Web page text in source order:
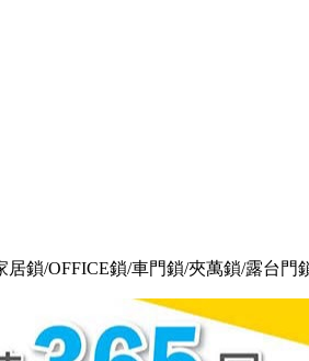
居鎖/OFFICE鎖/車門鎖/夾萬鎖/露台門